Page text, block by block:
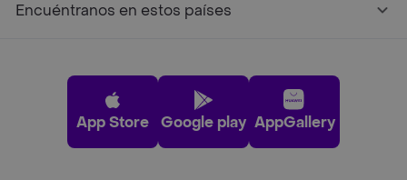
Encuéntranos en estos países
App Store Google play AppGallery